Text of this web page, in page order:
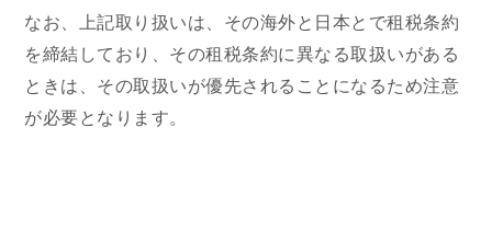
なお、上記取り扱いは、その海外と日本とで租税条約
を締結しており、その租税条約に異なる取扱いがある
ときは、その取扱いが優先されることになるため注意
が必要となります。